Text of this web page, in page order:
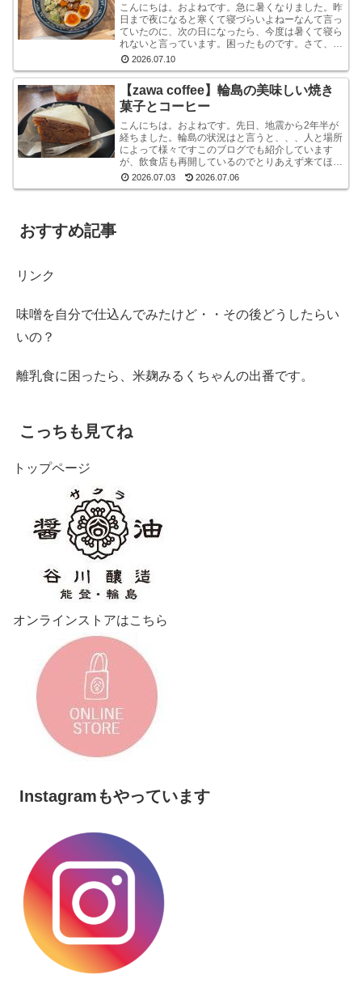
こんにちは。およねです。急に暑くなりました。昨
日まで夜になると寒くて寝づらいよねーなんて言っ
ていたのに、次の日になったら、今度は暑くて寝ら
れないと言っています。困ったものです。さて、先
日金沢へ行ったとき、ひさしぶりにひとりラーメン
2026.07.10
【zawa coffee】輪島の美味しい焼き
菓子とコーヒー
こんにちは。およねです。先日、地震から2年半が
経ちました。輪島の状況はと言うと、、、人と場所
によって様々ですこのブログでも紹介しています
が、飲食店も再開しているのでとりあえず来てほし
いです。宿泊施設は少な目ですが、、、参考サイト
2026.07.03 2026.07.06
おすすめ記事
リンク
味噌を自分で仕込んでみたけど・・その後どうしたらい
いの？
離乳食に困ったら、米麹みるくちゃんの出番です。
こっちも見てね
トップページ
オンラインストアはこちら
Instagramもやっています